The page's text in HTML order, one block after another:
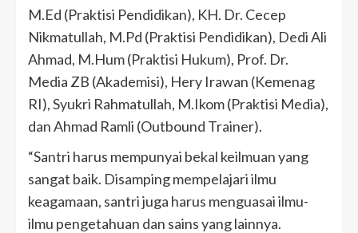
M.Ed (Praktisi Pendidikan), KH. Dr. Cecep
Nikmatullah, M.Pd (Praktisi Pendidikan), Dedi Ali
Ahmad, M.Hum (Praktisi Hukum), Prof. Dr.
Media ZB (Akademisi), Hery Irawan (Kemenag
RI), Syukri Rahmatullah, M.Ikom (Praktisi Media),
dan Ahmad Ramli (Outbound Trainer).
“Santri harus mempunyai bekal keilmuan yang
sangat baik. Disamping mempelajari ilmu
keagamaan, santri juga harus menguasai ilmu-
ilmu pengetahuan dan sains yang lainnya.